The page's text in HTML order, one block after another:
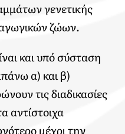
γενετικής
ζώων.
και υπό σύσταση
α) και β)
τις διαδικασίες
αντίστοιχα
μέχρι την